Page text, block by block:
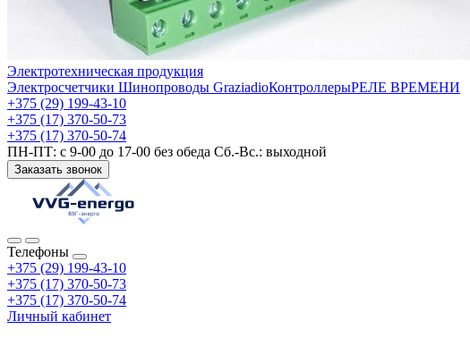
Электротехническая продукция
Электросчетчики Шинопроводы GraziadioКонтроллерыРЕЛЕ ВРЕМЕНИ
+375 (29) 199-43-10
+375 (17) 370-50-73
+375 (17) 370-50-74
ПН-ПТ: с 9-00 до 17-00 без обеда Сб.-Вс.: выходной
Заказать звонок
Телефоны
+375 (29) 199-43-10
+375 (17) 370-50-73
+375 (17) 370-50-74
Личный кабинет